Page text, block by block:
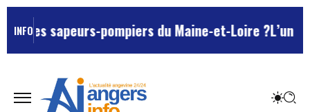
INFOsapeurs-pompiers du Maine-et-Loire ?L’un des